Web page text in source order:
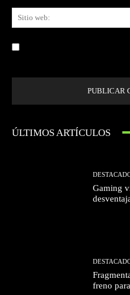
ÚLTIMOS ARTÍCULOS
Gaming
freno